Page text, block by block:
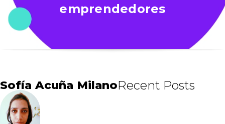
emprendedores
Sofía Acuña MilanoRecent Posts